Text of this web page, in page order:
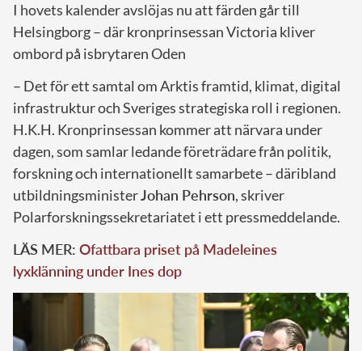
I hovets kalender avslöjas nu att färden går till
Helsingborg – där kronprinsessan Victoria kliver
ombord på isbrytaren Oden
– Det för ett samtal om Arktis framtid, klimat, digital
infrastruktur och Sveriges strategiska roll i regionen.
H.K.H. Kronprinsessan kommer att närvara under
dagen, som samlar ledande företrädare från politik,
forskning och internationellt samarbete – däribland
utbildningsministerJohan Pehrson, skriver
Polarforskningssekretariatet i ett pressmeddelande.
LÄS MER: Ofattbara priset på Madeleines
lyxklänning under Ines dop